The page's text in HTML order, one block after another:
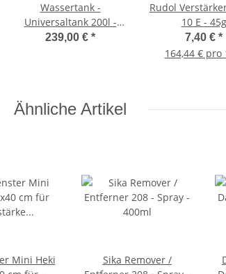
Wassertank -
Universaltank 200l -
natur - V200 - Kanister -
239,00 € *
Rudol
10 E - 45g
7,40 € *
164,44 € pro
Ähnliche Artikel
Mini Heki
Sika Remover /